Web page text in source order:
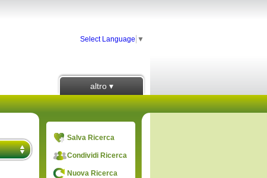
altro ▾
Select Language ▼
Salva Ricerca
Condividi Ricerca
Nuova Ricerca